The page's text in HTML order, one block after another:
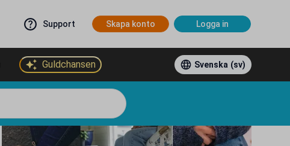
Support Skapa konto Logga in
Guldchansen Svenska (sv)